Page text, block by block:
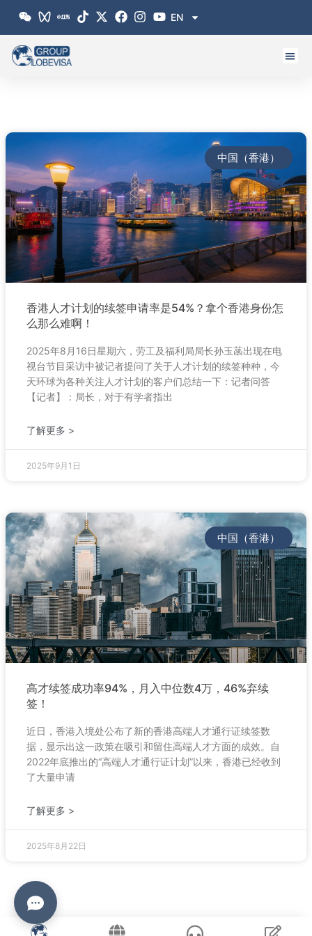
EN
中国（香港）
香港人才计划的续签申请率是54%？拿个香港身份怎
么那么难啊！
2025年8月16日星期六，劳工及福利局局长孙玉菡出现在电
视台节目采访中被记者提问了关于人才计划的续签种种，今
天环球为各种关注人才计划的客户们总结一下：记者问答
【记者】：局长，对于有学者指出
了解更多 >
2025年9月1日
中国（香港）
高才续签成功率94%，月入中位数4万，46%弃续
签！
近日，香港入境处公布了新的香港高端人才通行证续签数
据，显示出这一政策在吸引和留住高端人才方面的成效。自
2022年底推出的“高端人才通行证计划”以来，香港已经收到
了大量申请
了解更多 >
2025年8月22日